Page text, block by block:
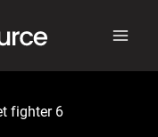
fighter 6